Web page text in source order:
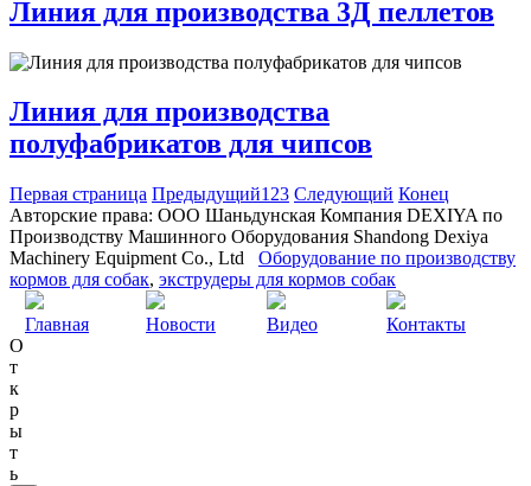
Линия для производства 3Д пеллетов
Линия для производства
полуфабрикатов для чипсов
Первая страница Предыдущий1 23 Следующий Конец
Авторские права: ООО Шаньдунская Компания DEXIYA по
Производству Машинного Оборудования Shandong Dexiya
Machinery Equipment Co., Ltd Оборудование по производству
кормов для собак, экструдеры для кормов собак
Главная Новости Видео
Контакты
О
т
к
р
ы
т
ь